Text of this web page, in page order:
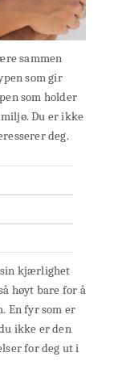
sammen
som gir
som holder
Du er ikke
deg.
sin kjærlighet
høyt bare for å
En fyr som er
ikke er den
for deg ut i